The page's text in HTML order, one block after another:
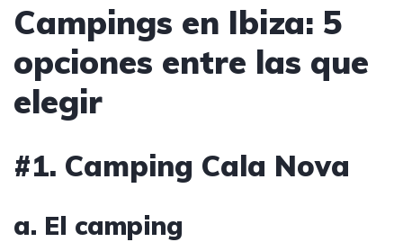
Campings en Ibiza: 5
opciones entre las que
elegir
#1. Camping Cala Nova
a. El camping